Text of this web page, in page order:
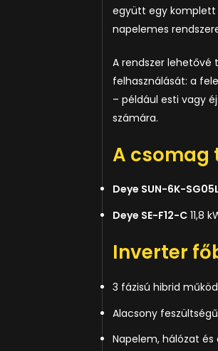
együtt egy komplett
napelemes
A rendszer
felhasználását: a
– például esti vagy
számára.
A
Deye SUN-6K-
Deye SE-F12-C11,8
Inverter
3 fázisú hibrid
Alacsony
Napelem, hálózat